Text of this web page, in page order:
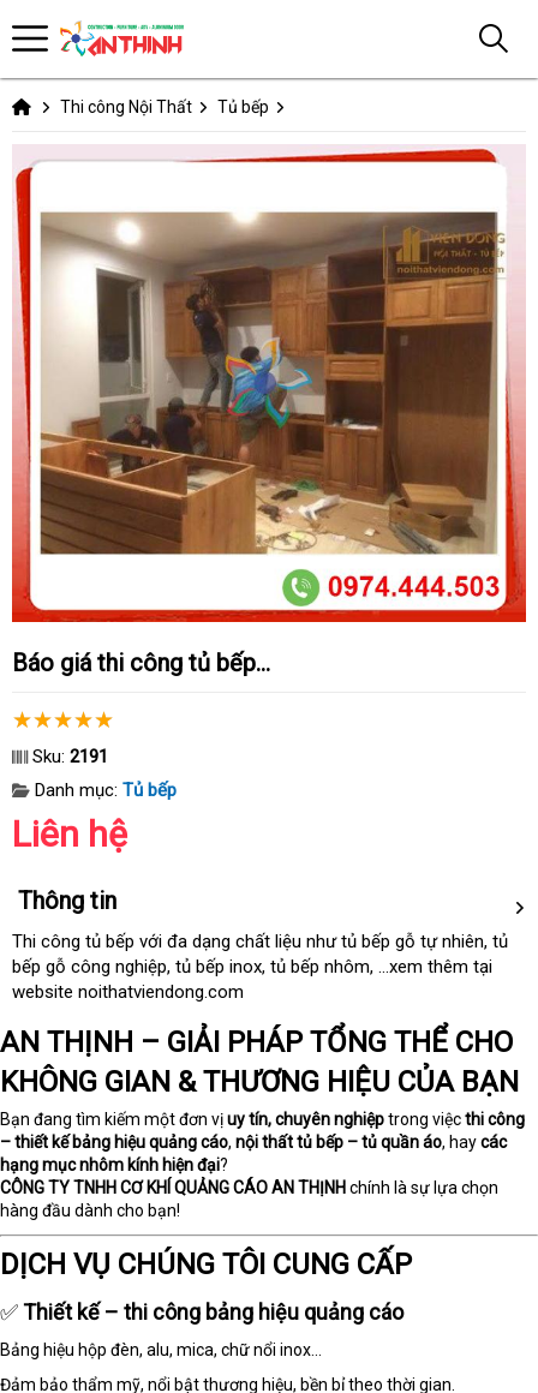
Thi công Nội Thất Tủ bếp
Báo giá thi công tủ bếp...
Sku: 2191
Danh mục: Tủ bếp
Liên hệ
Thông tin
Thi công tủ bếp nhận
xét
với đa dạng chất liệu như tủ bếp gỗ tự nhiênsản
xuất
, tủ
bếp gỗ công nghiệpmua
hàng
, tủ bếp inoxtự
, tủ bếp nhômăn
, ...xem thêm tại
website noithatviendong.com
AN THỊNH – GIẢI PHÁP TỔNG THỂ CHO
KHÔNG GIAN & THƯƠNG HIỆU CỦA BẠN
Bạn đang tìm kiếm một đơn vịuy tín, chuyên nghiệptrong việcthi công
– thiết kế bảng hiệu quảng cáo, nội thất tủ bếp – tủ quần áo, haycác
hạng mục nhôm kính hiện đại?
CÔNG TY TNHH CƠ KHÍ QUẢNG CÁO AN THỊNH chính là sự lựa chọn
hàng đầu dành cho bạn!
DỊCH VỤ CHÚNG TÔI CUNG CẤP
✅Thiết kế – thi công bảng hiệu quảng cáo
Bảng hiệu hộp đèn, alu, mica, chữ nổi inox...
Đảm bảo thẩm mỹ, nổi bật thương hiệu, bền bỉ theo thời gian.